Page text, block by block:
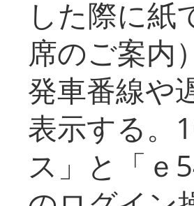
した際に紙
席のご案内
発車番線や
表示する。
ス」と「ｅ